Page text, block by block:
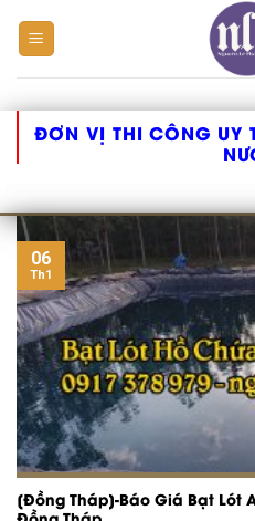
NHỰA
PHÁTĐƠN VỊ THI CÔNG UY
[Đồng Tháp]-Báo Giá Bạt Lót
06
Th1